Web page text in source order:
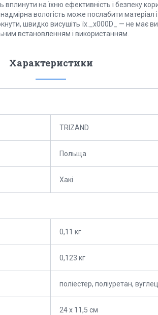
на їхню ефективність і безпеку
вологість може послабити матеріал
швидко висушіть їх._x000D_ — не має
встановленням і використанням.
Характеристики
TRIZAND
Польща
Хакі
0,11 кг
0,123 кг
поліестер, поліуретан,
24 х 11,5 см